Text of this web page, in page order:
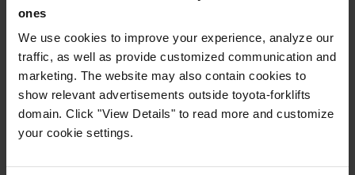
ones
We use cookies to improve your experience, analyze our
traffic, as well as provide customized communication and
marketing. The website may also contain cookies to
show relevant advertisements outside toyota-forklifts
domain. Click "View Details" to read more and customize
your cookie settings.
6. Draaivorkenklem
Met een draaivorkenklem kan je zowel ladingen behandelen
met de vorken als andere lasten die geklemd moeten
worden. In tegenstelling tot een vorkenspreider en
vorkversteller heeft een draaivorkenklem individueel,
roteerbare vorken. Je kan de vorken als klem gebruiken om
zo goederen zonder pallet op te nemen en te transporteren.